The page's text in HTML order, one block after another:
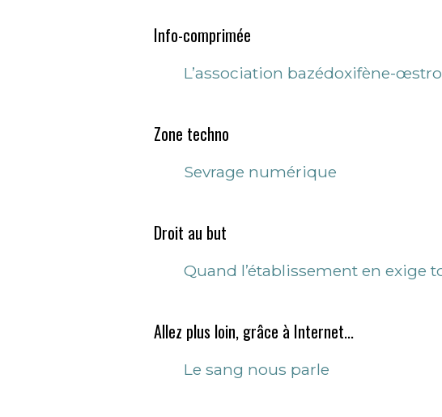
Info-comprimée
L’association bazédoxifène-
Zone techno
Sevrage numérique
Droit au but
Quand l’établissement en exige
Allez plus loin, grâce à Internet...
Le sang nous parle